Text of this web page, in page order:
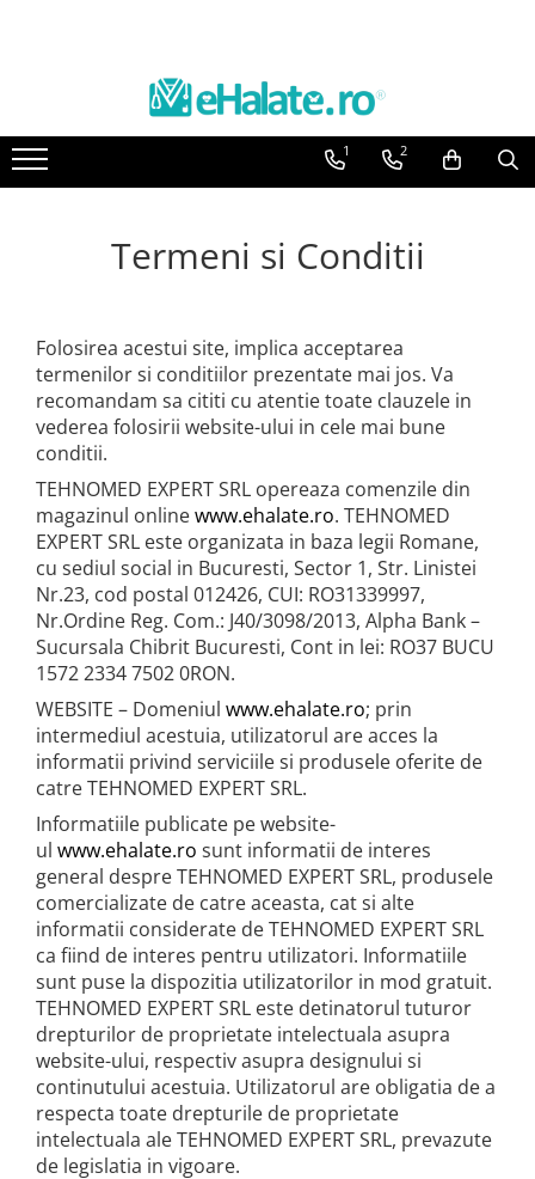
Costume Medicale
Pantaloni Unisex
Costume Unisex
Bluze Medicale
Bluze unisex cu imprimeuri
Bluze Maria
Bluze medicale uni
Halate medicale
Bluze Maria
Halate medicale femei
Halate medicale P2 cu fluturas
Halate medicale cu fermoar
Halate medicale polar - unisex
Halate medicale albe
Fuste, Sarafane
Fuste medicale
Sarafane medicale
Jachete de lucru
Articole din Polar
Veste de lucru
Halate medicale polar - unisex
Sorturi restaurante
Tricouri de lucru
1 2
Termeni si Conditii
Folosirea acestui site, implica acceptarea
termenilor si conditiilor prezentate mai jos. Va
recomandam sa cititi cu atentie toate clauzele in
vederea folosirii website-ului in cele mai bune
conditii.
TEHNOMED EXPERT SRL opereaza comenzile din
magazinul onlinewww.ehalate.ro. TEHNOMED
EXPERT SRL este organizata in baza legii Romane,
cu sediul social in Bucuresti, Sector 1, Str. Linistei
Nr.23, cod postal 012426, CUI: RO31339997,
Nr.Ordine Reg. Com.: J40/3098/2013, Alpha Bank –
Sucursala Chibrit Bucuresti, Cont in lei: RO37 BUCU
1572 2334 7502 0RON.
WEBSITE – Domeniul www.ehalate.ro; prin
intermediul acestuia, utilizatorul are acces la
informatii privind serviciile si produsele oferite de
catre TEHNOMED EXPERT SRL.
Informatiile publicate pe website-
ul www.ehalate.ro sunt informatii de interes
general despre TEHNOMED EXPERT SRL, produsele
comercializate de catre aceasta, cat si alte
informatii considerate de TEHNOMED EXPERT SRL
ca fiind de interes pentru utilizatori. Informatiile
sunt puse la dispozitia utilizatorilor in mod gratuit.
TEHNOMED EXPERT SRL este detinatorul tuturor
drepturilor de proprietate intelectuala asupra
website-ului, respectiv asupra designului si
continutului acestuia. Utilizatorul are obligatia de a
respecta toate drepturile de proprietate
intelectuala ale TEHNOMED EXPERT SRL, prevazute
de legislatia in vigoare.